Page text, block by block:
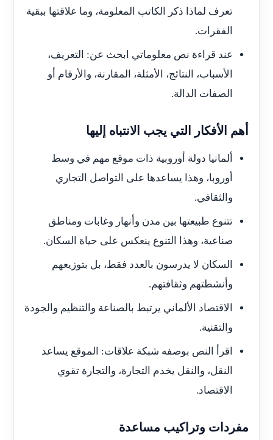
تعرف لماذا ذكر الكاتب المعلومة، وما علاقتها ببقية
الفقرات.
عند قراءة نص معلوماتي ابحث عن: التعريف،
الأسباب، النتائج، الأمثلة، المقارنة، والأرقام أو
الصفات الدالة.
أهم الأفكار التي يجب الانتباه إليها
ألمانيا دولة أوروبية ذات موقع مهم في وسط
أوروبا، وهذا يساعدها على التواصل التجاري
والثقافي.
تتنوع طبيعتها بين مدن وأنهار وغابات ومناطق
صناعية، وهذا التنوع ينعكس على حياة السكان.
السكان لا يدرسون بالعدد فقط، بل بتوزيعهم
وأنشطتهم وثقافتهم.
الاقتصاد الألماني يرتبط بالصناعة والتنظيم والجودة
والتقنية.
اقرأ النص بوصفه شبكة علاقات: الموقع يساعد
النقل، والنقل يخدم التجارة، والتجارة تقوي
الاقتصاد.
مفردات وتراكيب مساعدة